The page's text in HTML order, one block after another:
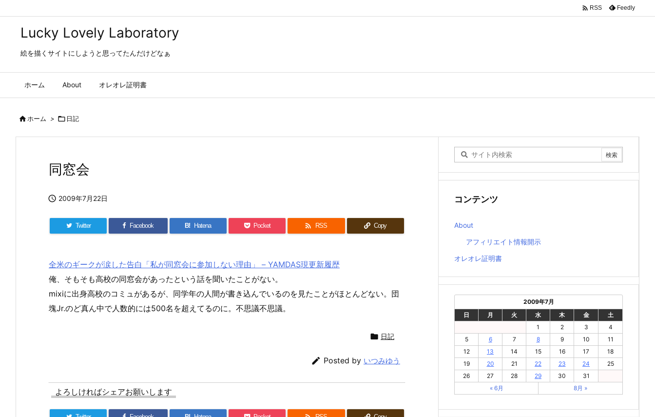
Lucky Lovely Laboratory
絵を描くサイトにしようと思ってたんだけどなぁ
ホーム About オレオレ証明書
 RSS Feedly
ホーム >  日記
同窓会
 2009年7月22日
Twitter Facebook B! Hatena Pocket  RSS Copy
全米のギークが涙した告白「私が同窓会に参加しない理由」 – YAMDAS現更新履歴
俺、そもそも高校の同窓会があったという話を聞いたことがない。
mixiに出身高校のコミュがあるが、同学年の人間が書き込んでいるのを見たことがほとんどない。団
塊Jr.のど真ん中で人数的には500名を超えてるのに。不思議不思議。
 日記
 Posted by いつみゆう
よろしければシェアお願いします
コンテンツ
About
アフィリエイト情報開示
オレオレ証明書
2009年7月
日
月 火 水 木 金
土
1
2 3
4
5
6 7 8 9 10
11
12
13 14 15 16 17
18
19
20 21 22 23 24
25
26
27 28 29 30
31
« 6月
8月 »